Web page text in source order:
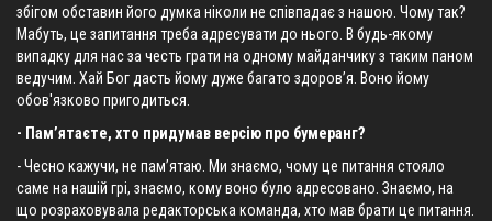
збігом обставин його думка ніколи не співпадає з нашою. Чому так?
Мабуть, це запитання треба адресувати до нього. В будь-якому
випадку для нас за честь грати на одному майданчику з таким паном
ведучим. Хай Бог дасть йому дуже багато здоров’я. Воно йому
обов'язково пригодиться.
- Пам’ятаєте, хто придумав версію про бумеранг?
- Чесно кажучи, не пам’ятаю. Ми знаємо, чому це питання стояло
саме на нашій грі, знаємо, кому воно було адресовано. Знаємо, на
що розраховувала редакторська команда, хто мав брати це питання.